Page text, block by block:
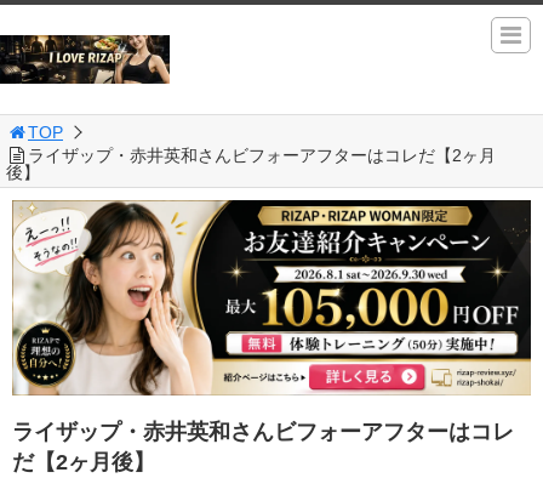
TOP
ライザップ・赤井英和さんビフォーアフターはコレだ【2ヶ月
後】
ライザップ・赤井英和さんビフォーアフターはコレ
だ【2ヶ月後】